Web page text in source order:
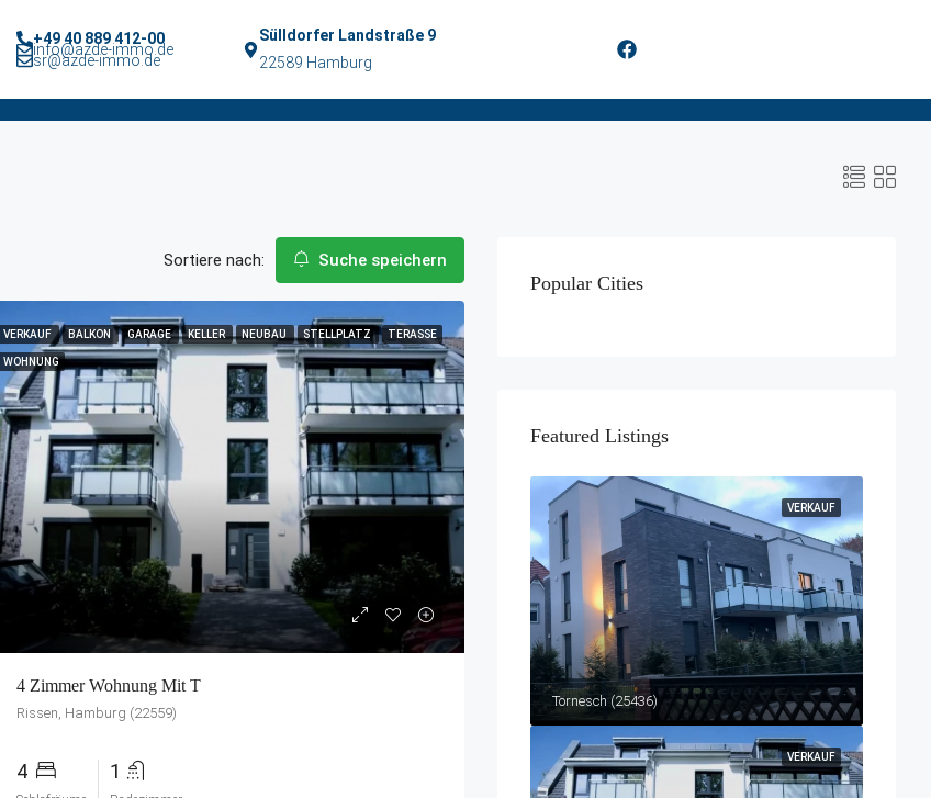
+49 40 889 412-00
info@azde-immo.de
sr@azde-immo.de
Sülldorfer Landstraße 9
22589 Hamburg
Sortiere nach: Suche speichern
VERKAUF BALKON GARAGE KELLER NEUBAU STELLPLATZ TERASSE
WOHNUNG
4 Zimmer Wohnung Mit T
Rissen, Hamburg (22559)
4 1
Popular Cities
Featured Listings
VERKAUF
Tornesch (25436)
VERKAUF